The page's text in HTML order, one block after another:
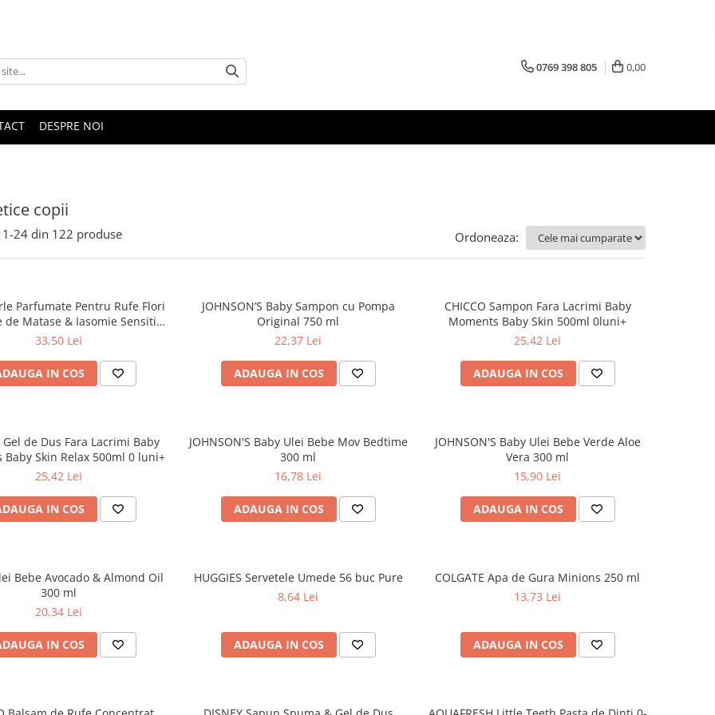
0769 398 805 0,00
DESPRE NOI
copii
1-24 din 122 produse Ordoneaza:
Parfumate Pentru Rufe Flori
de Matase & Iasomie Sensitive
Skin 155 g
33,50 Lei
IN COS
JOHNSON’S Baby Sampon cu Pompa
Original 750 ml
22,37 Lei
ADAUGA IN COS
CHICCO Sampon Fara Lacrimi Baby
Moments Baby Skin 500ml 0luni+
25,42 Lei
ADAUGA IN COS
Gel de Dus Fara Lacrimi Baby
Baby Skin Relax 500ml 0 luni+
25,42 Lei
IN COS
JOHNSON'S Baby Ulei Bebe Mov Bedtime
300 ml
16,78 Lei
ADAUGA IN COS
JOHNSON'S Baby Ulei Bebe Verde Aloe
Vera 300 ml
15,90 Lei
ADAUGA IN COS
Bebe Avocado & Almond Oil
300 ml
20,34 Lei
IN COS
HUGGIES Servetele Umede 56 buc Pure
8,64 Lei
ADAUGA IN COS
COLGATE Apa de Gura Minions 250 ml
13,73 Lei
ADAUGA IN COS